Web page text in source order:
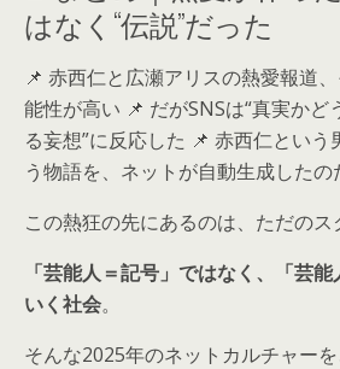
はなく“伝説”だった
📌 赤西仁と広瀬アリスの熱愛報道
能性が高い 📌 だがSNSは“真実かど
る妄想”に反応した 📌 赤西仁という
う物語を、ネットが自動生成したの
この熱狂の先にあるのは、ただのス
「芸能人＝記号」ではなく、「芸
いく社会。
そんな2025年のネットカルチャー